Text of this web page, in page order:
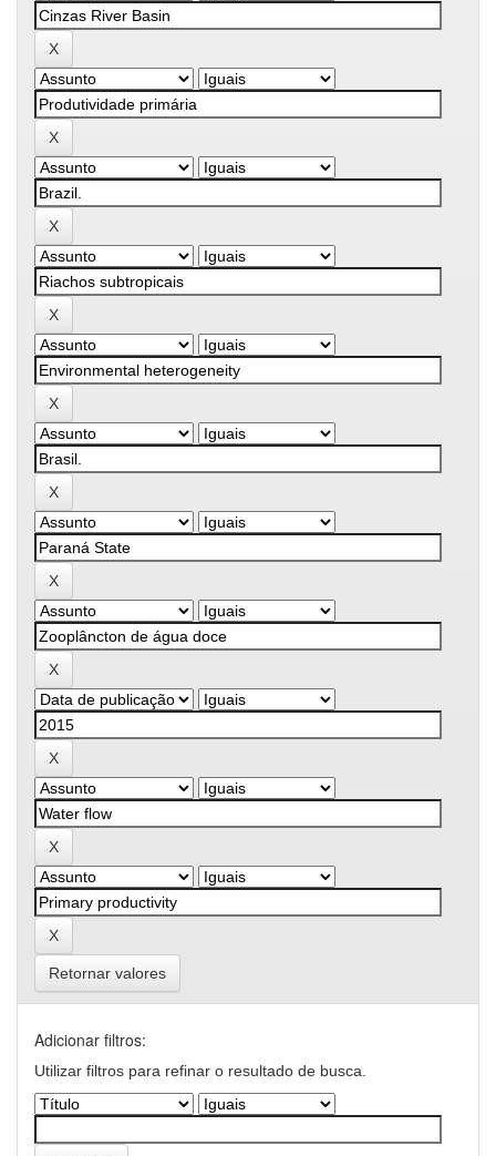
Retornar valores
Adicionar filtros:
Utilizar filtros para refinar o resultado de busca.